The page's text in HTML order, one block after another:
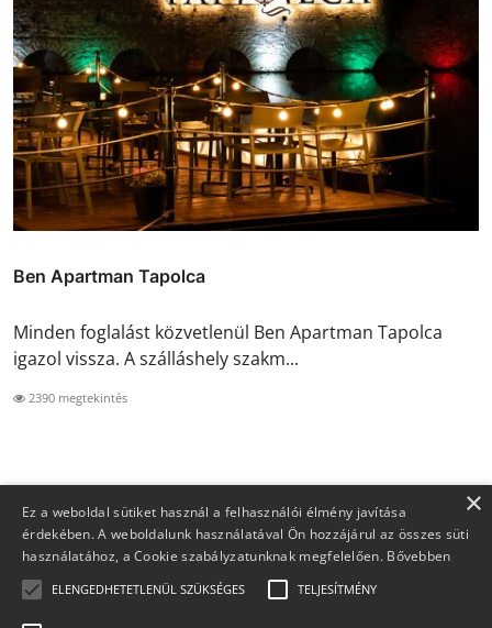
Ben Apartman Tapolca
Minden foglalást közvetlenül Ben Apartman Tapolca
igazol vissza. A szálláshely szakm...
2390 megtekintés
×
Ez a weboldal sütiket használ a felhasználói élmény javítása
érdekében. A weboldalunk használatával Ön hozzájárul az összes süti
használatához, a Cookie szabályzatunknak megfelelően. Bővebben
ELENGEDHETETLENÜL SZÜKSÉGES TELJESÍTMÉNY